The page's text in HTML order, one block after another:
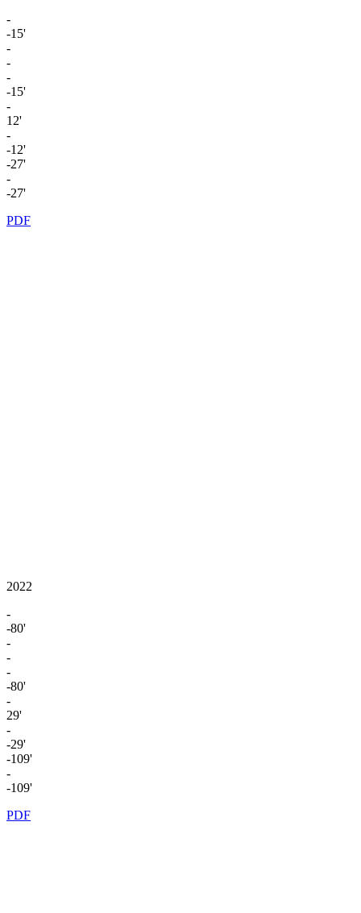
-
-15'
-
-
-
-15'
-
12'
-
-12'
-27'
-
-27'
PDF
2022
-
-80'
-
-
-
-80'
-
29'
-
-29'
-109'
-
-109'
PDF